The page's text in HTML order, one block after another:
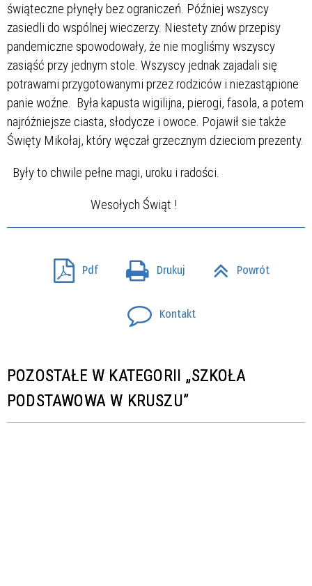
świąteczne płynęły bez ograniczeń. Później wszyscy
zasiedli do wspólnej wieczerzy. Niestety znów przepisy
pandemiczne spowodowały, że nie mogliśmy wszyscy
zasiąść przy jednym stole. Wszyscy jednak zajadali się
potrawami przygotowanymi przez rodziców i niezastąpione
panie woźne. Była kapusta wigilijna, pierogi, fasola, a potem
najróżniejsze ciasta, słodycze i owoce. Pojawił sie także
Święty Mikołaj, który węczał grzecznym dzieciom prezenty.
Były to chwile pełne magi, uroku i radości.
Wesołych Świąt !
Pdf Drukuj Powrót
Kontakt
POZOSTAŁE W KATEGORII „SZKOŁA
PODSTAWOWA W KRUSZU”